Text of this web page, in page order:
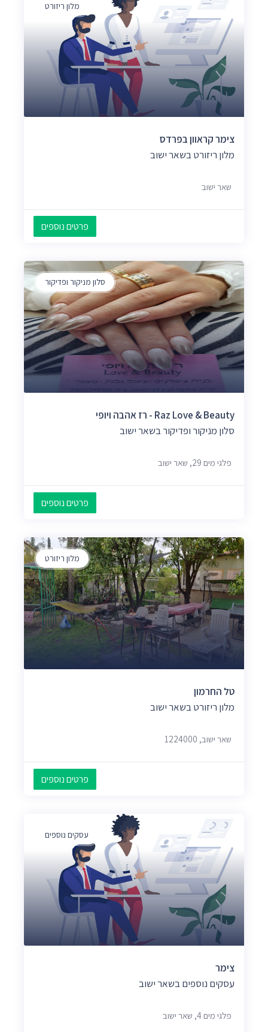
מלון ריזורט
צימר קראוון בפרדס
מלון ריזורט בשאר ישוב
שאר ישוב
פרטים נוספים
סלון מניקור ופדיקור
Raz Love & Beauty - רז אהבה ויופי
סלון מניקור ופדיקור בשאר ישוב
פלגי מים 29, שאר ישוב
פרטים נוספים
מלון ריזורט
טל החרמון
מלון ריזורט בשאר ישוב
שאר ישוב, 1224000
פרטים נוספים
עסקים נוספים
צימר
עסקים נוספים בשאר ישוב
פלגי מים 4, שאר ישוב